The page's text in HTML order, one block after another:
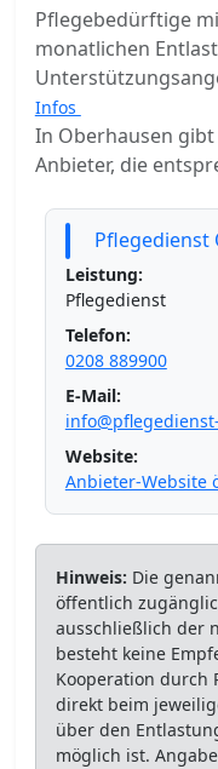
Pflegebedürftige
monatlichen
Infos
In Oberhausen
Anbieter, die
Pflegedienst
Leistung:
Pflegedienst
Telefon:
0208 889900
E-Mail:
Website:
Anbieter-Website
Hinweis: Die
öffentlich
ausschließlich der
besteht keine
Kooperation durch
direkt beim
über den
möglich ist.